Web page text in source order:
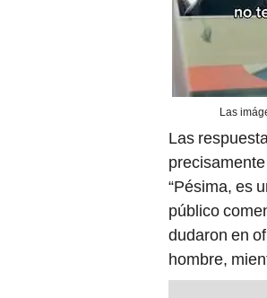
Las
Las
“Pésima, es
público
dudaron en
hombre,